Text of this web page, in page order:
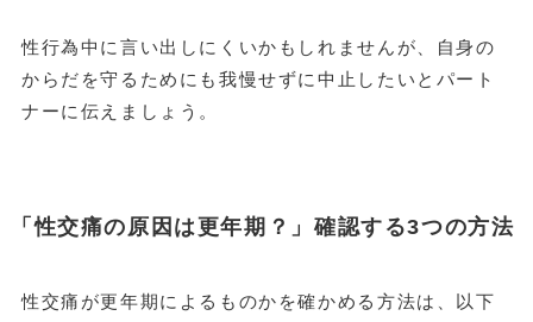
性行為中に言い出しにくいかもしれませんが、自身の
からだを守るためにも我慢せずに中止したいとパート
ナーに伝えましょう。
「性交痛の原因は更年期？」確認する3つの方法
性交痛が更年期によるものかを確かめる方法は、以下